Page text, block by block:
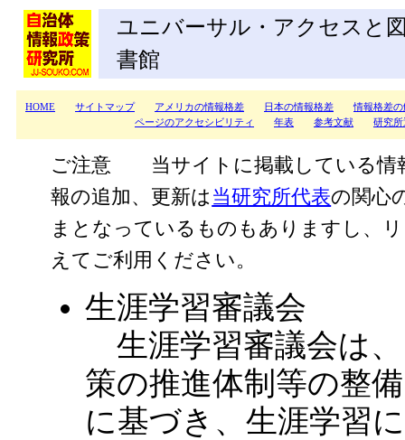
ユニバーサル・アクセスと
書館
HOME サイトマップ アメリカの情報格差 日本の情報格差
情報格差の
ページのアクセシビリティ
年表 参考文献 研究所
ご注意 当サイトに掲載している情
報の追加、更新は 当研究所代表の関心
まとなっているものもありますし、
えてご利用ください。
生涯学習審議会
生涯学習審議会は
策の推進体制等の整
に基づき、生涯学習